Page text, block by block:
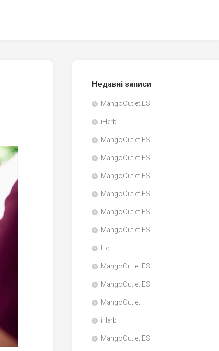
Недавні записи
MangoOutlet ES
iHerb
MangoOutlet ES
MangoOutlet ES
MangoOutlet ES
MangoOutlet ES
MangoOutlet ES
MangoOutlet ES
Lidl
MangoOutlet ES
MangoOutlet ES
MangoOutlet
iHerb
MangoOutlet ES